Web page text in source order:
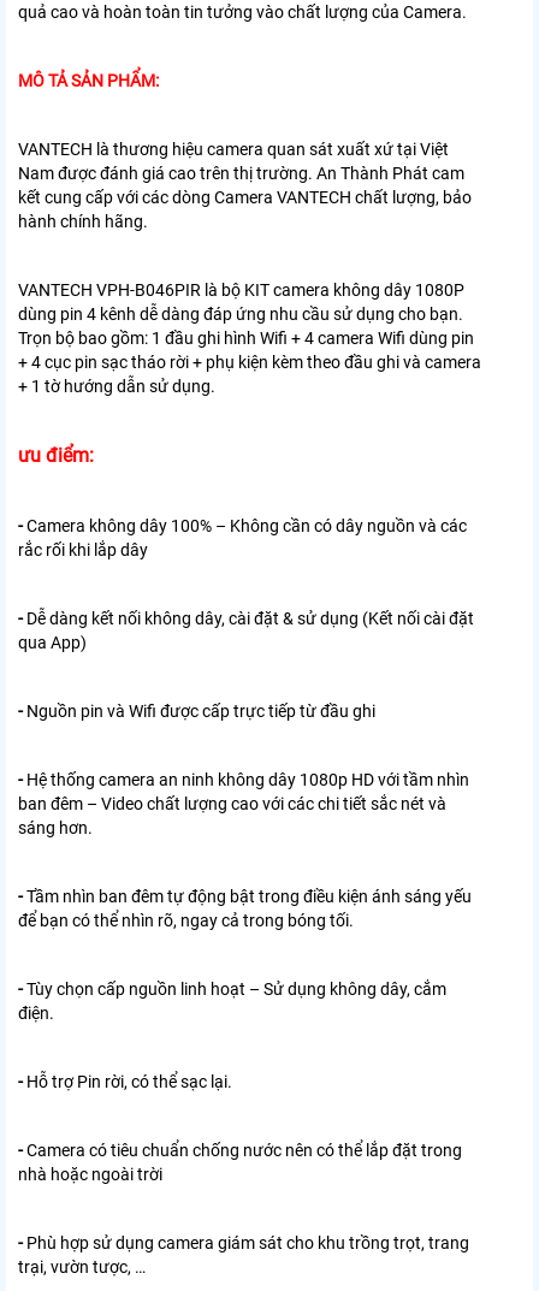
quả cao và hoàn toàn tin tưởng vào chất lượng của Camera.
MÔ TẢ SẢN PHẨM:
VANTECH là thương hiệu camera quan sát xuất xứ tại Việt
Nam được đánh giá cao trên thị trường. An Thành Phát cam
kết cung cấp với các dòng Camera VANTECH chất lượng, bảo
hành chính hãng.
VANTECH VPH-B046PIR là bộ KIT camera không dây 1080P
dùng pin 4 kênh dễ dàng đáp ứng nhu cầu sử dụng cho bạn.
Trọn bộ bao gồm: 1 đầu ghi hình Wifi + 4 camera Wifi dùng pin
+ 4 cục pin sạc tháo rời + phụ kiện kèm theo đầu ghi và camera
+ 1 tờ hướng dẫn sử dụng.
ưu điểm:
-Camera không dây 100% – Không cần có dây nguồn và các
rắc rối khi lắp dây
-Dễ dàng kết nối không dây, cài đặt & sử dụng (Kết nối cài đặt
qua App)
-Nguồn pin và Wifi được cấp trực tiếp từ đầu ghi
-Hệ thống camera an ninh không dây 1080p HD với tầm nhìn
ban đêm – Video chất lượng cao với các chi tiết sắc nét và
sáng hơn.
-Tầm nhìn ban đêm tự động bật trong điều kiện ánh sáng yếu
để bạn có thể nhìn rõ, ngay cả trong bóng tối.
-Tùy chọn cấp nguồn linh hoạt – Sử dụng không dây, cắm
điện.
-Hỗ trợ Pin rời, có thể sạc lại.
-Camera có tiêu chuẩn chống nước nên có thể lắp đặt trong
nhà hoặc ngoài trời
-Phù hợp sử dụng camera giám sát cho khu trồng trọt, trang
trại, vườn tược, …